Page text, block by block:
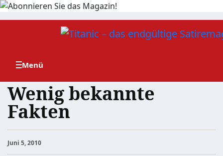
Zum
Wenig bekannte
Fakten
Juni 5, 2010